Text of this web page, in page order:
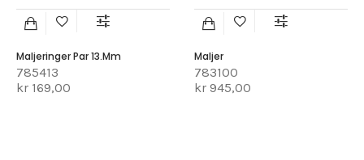
Maljeringer Par 13.mm
785413
kr 169,00
Maljer
783100
kr 945,00